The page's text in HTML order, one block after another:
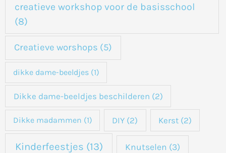
creatieve workshop voor de basisschool
(8)
Creatieve worshops (5)
dikke dame-beeldjes(1)
Dikke dame-beeldjes beschilderen (2)
Dikke madammen (1) DIY (2) Kerst(2)
Kinderfeestjes (13) Knutselen (3)